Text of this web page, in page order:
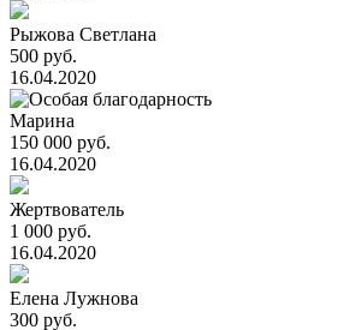
Рыжова Светлана
500 руб.
16.04.2020
Марина
150 000 руб.
16.04.2020
Жертвователь
1 000 руб.
16.04.2020
Елена Лужнова
300 руб.